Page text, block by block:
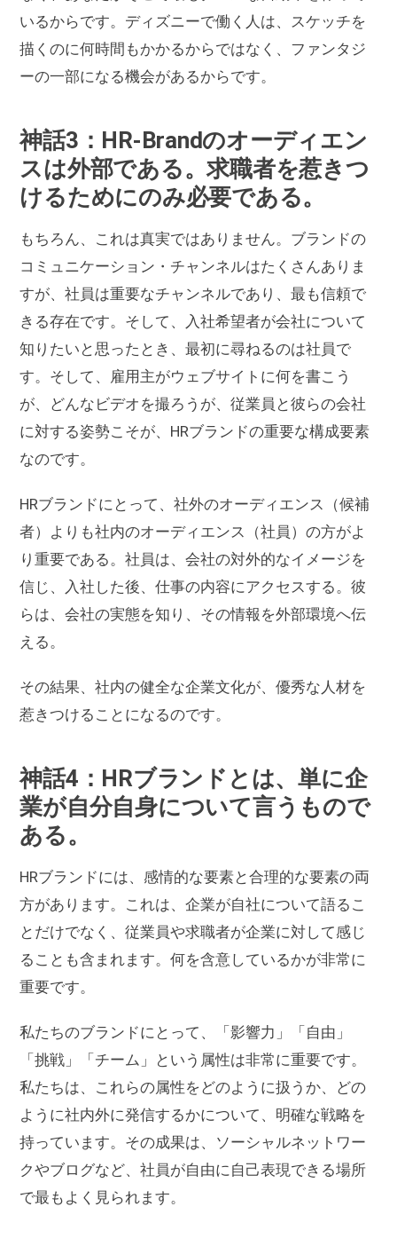
いるからです。ディズニーで働く人は、スケッチを
描くのに何時間もかかるからではなく、ファンタジ
ーの一部になる機会があるからです。
神話3：HR-Brandのオーディエン
スは外部である。求職者を惹きつ
けるためにのみ必要である。
もちろん、これは真実ではありません。ブランドの
コミュニケーション・チャンネルはたくさんありま
すが、社員は重要なチャンネルであり、最も信頼で
きる存在です。そして、入社希望者が会社について
知りたいと思ったとき、最初に尋ねるのは社員で
す。そして、雇用主がウェブサイトに何を書こう
が、どんなビデオを撮ろうが、従業員と彼らの会社
に対する姿勢こそが、HRブランドの重要な構成要素
なのです。
HRブランドにとって、社外のオーディエンス（候補
者）よりも社内のオーディエンス（社員）の方がよ
り重要である。社員は、会社の対外的なイメージを
信じ、入社した後、仕事の内容にアクセスする。彼
らは、会社の実態を知り、その情報を外部環境へ伝
える。
その結果、社内の健全な企業文化が、優秀な人材を
惹きつけることになるのです。
神話4：HRブランドとは、単に企
業が自分自身について言うもので
ある。
HRブランドには、感情的な要素と合理的な要素の両
方があります。これは、企業が自社について語るこ
とだけでなく、従業員や求職者が企業に対して感じ
ることも含まれます。何を含意しているかが非常に
重要です。
私たちのブランドにとって、「影響力」「自由」
「挑戦」「チーム」という属性は非常に重要です。
私たちは、これらの属性をどのように扱うか、どの
ように社内外に発信するかについて、明確な戦略を
持っています。その成果は、ソーシャルネットワー
クやブログなど、社員が自由に自己表現できる場所
で最もよく見られます。